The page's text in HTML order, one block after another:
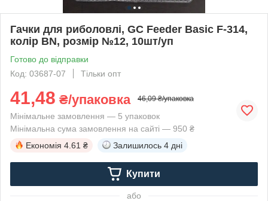
Гачки для риболовлі, GC Feeder Basic F-314,
колір BN, розмір №12, 10шт/уп
Готово до відправки
Код: 03687-07
Тільки опт
41,48 ₴/упаковка 46,09 ₴/упаковка
Мінімальне замовлення — 5 упаковок
Мінімальна сума замовлення на сайті — 950 ₴
Економія 4.61 ₴ Залишилось 4 дні
Купити
або